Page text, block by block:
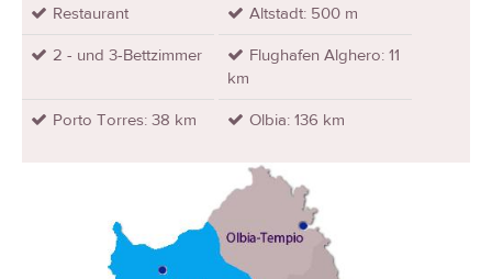
Restaurant
Altstadt: 500 m
2 - und 3-Bettzimmer
Flughafen Alghero: 11
km
Porto Torres: 38 km
Olbia: 136 km